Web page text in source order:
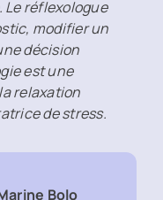
réflexologue
modifier un
décision
est une
relaxation
de stress.
Bolo